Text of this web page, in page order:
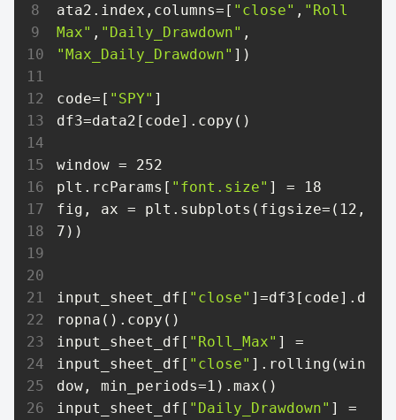
ata2.index,columns=[ "close" , "Roll
Max" , "Daily_Drawdown" ,
"Max_Daily_Drawdown" ])
code=[ "SPY" ]
df3=data2[code].copy()
window = 252
plt.rcParams[ "font.size" ] = 18
fig, ax = plt.subplots(figsize=(12,
7))
input_sheet_df[ "close" ]=df3[code].d
ropna().copy()
input_sheet_df[ "Roll_Max" ] =
input_sheet_df[ "close" ].rolling(win
dow, min_periods=1).max()
input_sheet_df[ "Daily_Drawdown" ] =